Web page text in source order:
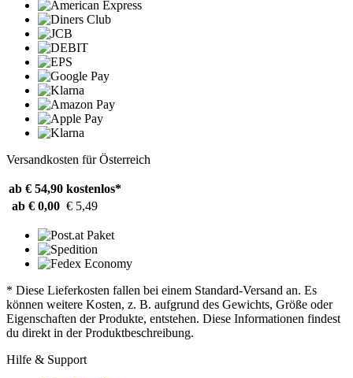
Versandkosten für Österreich
ab € 54,90 kostenlos*
ab € 0,00 € 5,49
* Diese Lieferkosten fallen bei einem Standard-Versand an. Es
können weitere Kosten, z. B. aufgrund des Gewichts, Größe oder
Eigenschaften der Produkte, entstehen. Diese Informationen findest
du direkt in der Produktbeschreibung.
Hilfe & Support